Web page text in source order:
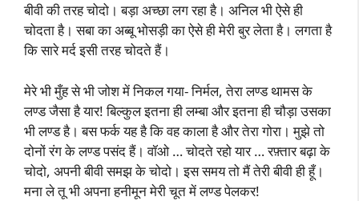
बीवी की तरह चोदो। बड़ा अच्छा लग रहा है। अनिल भी ऐसे ही
चोदता है। सबा का अब्बू भोसड़ी का ऐसे ही मेरी बुर लेता है। लगता है
कि सारे मर्द इसी तरह चोदते हैं।
मेरे भी मुँह से भी जोश में निकल गया- निर्मल, तेरा लण्ड थामस के
लण्ड जैसा है यार! बिल्कुल इतना ही लम्बा और इतना ही चौड़ा उसका
भी लण्ड है। बस फर्क यह है कि वह काला है और तेरा गोरा। मुझे तो
दोनों रंग के लण्ड पसंद हैं। वॉओ … चोदते रहो यार … रफ़्तार बढ़ा के
चोदो, अपनी बीवी समझ के चोदो। इस समय तो मैं तेरी बीवी ही हूँ।
मना ले तू भी अपना हनीमून मेरी चूत में लण्ड पेलकर!